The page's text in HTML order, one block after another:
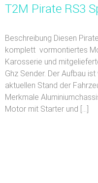
T2M Pirate RS3
Beschreibung Diesen
komplett vormontiertes
Karosserie und
Ghz Sender. Der Aufbau
aktuellen Stand der
Merkmale
Motor mit Starter und […]